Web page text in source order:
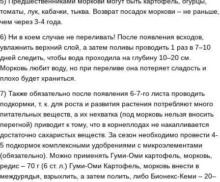
томаты, лук, кабачки, тыква. Возврат посадок моркови – не раньше,
чем через 3-4 года.
6) Ни в коем случае не переливать! После появления всходов,
увлажнить верхний слой, а затем поливы проводить 1 раз в 7–10
дней следить, чтобы вода проходила на глубину 10–20 см.
Морковь любит воду, но при переливе она потеряет сладость и
плохо будет храниться.
7) Также обязательно после появления 6-7-го листа проводить
подкормки, т. к. для роста и развития растения потребляют много
питательных веществ, а их нехватка (под морковь нельзя вносить
перегной) приводит к тому, что в корнеплодах не накапливается
достаточно сахаристых веществ. За сезон необходимо провести 4-
5 подкормок комплексными удобрениями с микроэлементами
(обязательно). Можно применять Гуми-Оми картофель, морковь,
редис – 70 г (6 ст. л.) Гуми-Оми Картофель, морковь внести в
междурядья, взрыхлить, а затем полить, либо Бионекс-Кеми – 20–